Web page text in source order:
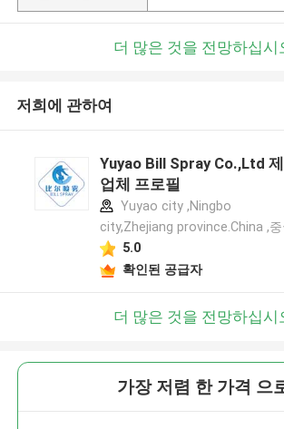
더 많은 것을 전망하십시
저희에 관하여
Yuyao Bill Spray Co.,Ltd
업체 프로필
Yuyao city ,Ningbo
city,Zhejiang province.China ,중
5.0
확인된 공급자
더 많은 것을 전망하십시
가장 저렴 한 가격 으